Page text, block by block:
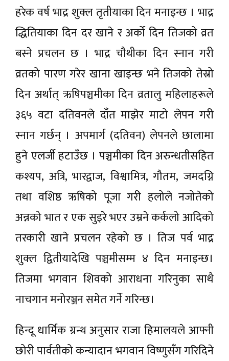
हरेक वर्ष भाद्र शुक्ल तृतीयाका दिन मनाइन्छ । भाद्र
द्धितियाका दिन दर खाने र अर्को दिन तिजको व्रत
बस्ने प्रचलन छ । भाद्र चौथीका दिन स्नान गरी
व्रतको पारण गरेर खाना खाइन्छ भने तिजको तेस्रो
दिन अर्थात् ऋषिपञ्चमीका दिन व्रतालु महिलाहरूले
३६५ वटा दतिवनले दाँत माझेर माटो लेपन गरी
स्नान गर्छन् । अपमार्ग (दतिवन) लेपनले छालामा
हुने एलर्जी हटाउँछ । पञ्चमीका दिन अरुन्धतीसहित
कश्यप, अत्रि, भारद्वाज, विश्वामित्र, गौतम, जमदग्नि
तथा वशिष्ठ ऋषिको पूजा गरी हलोले नजोतेको
अन्नको भात र एक सुइरे भएर उम्रने कर्कलो आदिको
तरकारी खाने प्रचलन रहेको छ । तिज पर्व भाद्र
शुक्ल द्वितीयादेखि पञ्चमीसम्म ४ दिन मनाइन्छ।
तिजमा भगवान शिवको आराधना गरिनुका साथै
नाचगान मनोरञ्जन समेत गर्ने गरिन्छ।
हिन्दू धार्मिक ग्रन्थ अनुसार राजा हिमालयले आफ्नी
छोरी पार्वतीको कन्यादान भगवान विष्णुसँग गरिदिने